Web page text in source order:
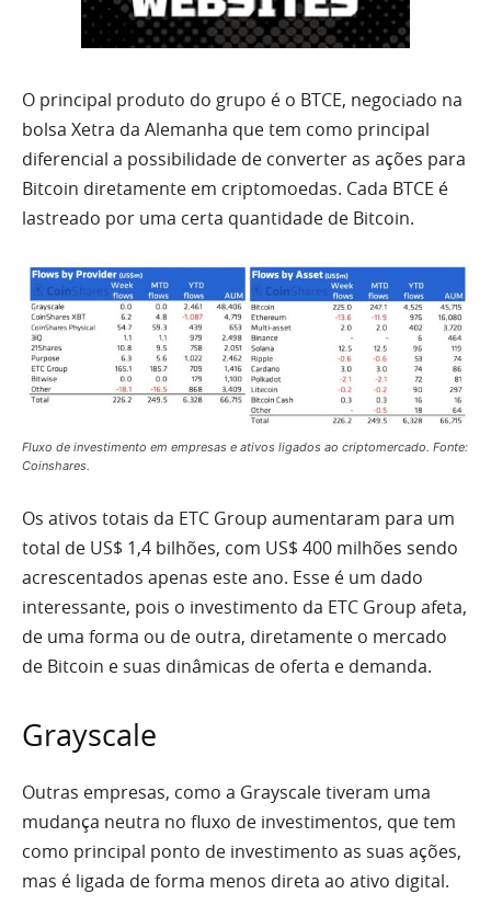
O principal produto do grupo é o BTCE, negociado na
bolsa Xetra da Alemanha que tem como principal
diferencial a possibilidade de converter as ações para
Bitcoin diretamente em criptomoedas. Cada BTCE é
lastreado por uma certa quantidade de Bitcoin.
Fluxo de investimento em empresas e ativos ligados ao criptomercado. Fonte:
Coinshares.
Os ativos totais da ETC Group aumentaram para um
total de US$ 1,4 bilhões, com US$ 400 milhões sendo
acrescentados apenas este ano. Esse é um dado
interessante, pois o investimento da ETC Group afeta,
de uma forma ou de outra, diretamente o mercado
de Bitcoin e suas dinâmicas de oferta e demanda.
Grayscale
Outras empresas, como a Grayscale tiveram uma
mudança neutra no fluxo de investimentos, que tem
como principal ponto de investimento as suas ações,
mas é ligada de forma menos direta ao ativo digital.